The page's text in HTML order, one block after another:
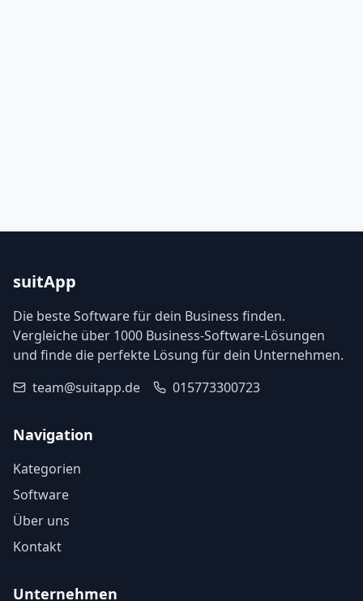
suitApp
Die beste Software für dein Business finden.
Vergleiche über 1000 Business-Software-Lösungen
und finde die perfekte Lösung für dein Unternehmen.
team@suitapp.de
015773300723
Navigation
Kategorien
Software
Über uns
Kontakt
Unternehmen